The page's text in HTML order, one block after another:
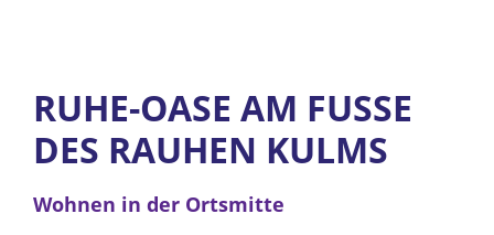
RUHE-OASE AM FUSSE D
ES RAUHEN KULMS
Wohnen in der Ortsmitte